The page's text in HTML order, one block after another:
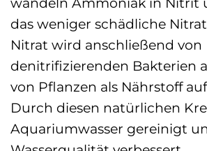
das weniger schädliche
Nitrat wird anschließend von
denitrifizierenden Bakterien
von Pflanzen als Nährstoff
Durch diesen natürlichen
Aquariumwasser gereinigt